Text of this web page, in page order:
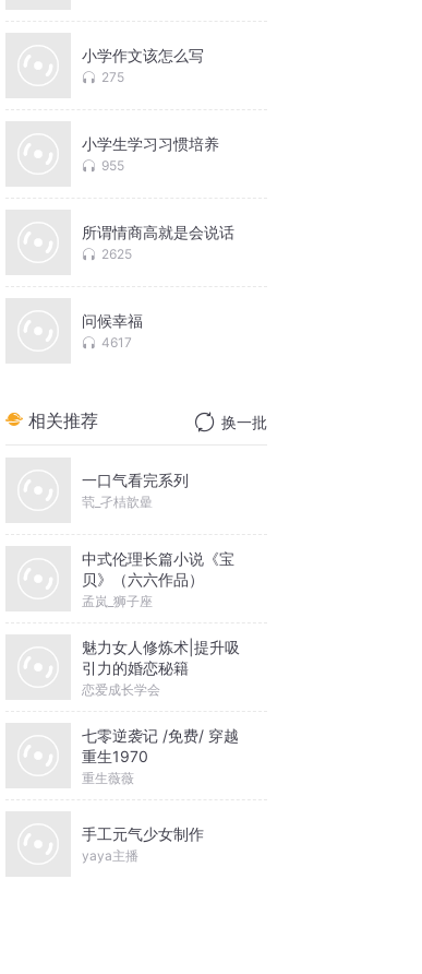
小学作文该怎么写
275
小学生学习习惯培养
955
所谓情商高就是会说话
2625
问候幸福
4617
相关推荐 换一批
一口气看完系列
茕_孑桔歆曐
中式伦理长篇小说《宝
贝》（六六作品）
孟岚_狮子座
魅力女人修炼术|提升吸
引力的婚恋秘籍
恋爱成长学会
七零逆袭记 /免费/ 穿越
重生1970
重生薇薇
手工元气少女制作
yaya主播